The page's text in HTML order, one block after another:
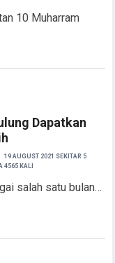
10 Muharram
Dapatkan
19 AUGUST 2021 SEKITAR 5
4565 KALI
salah satu bulan…